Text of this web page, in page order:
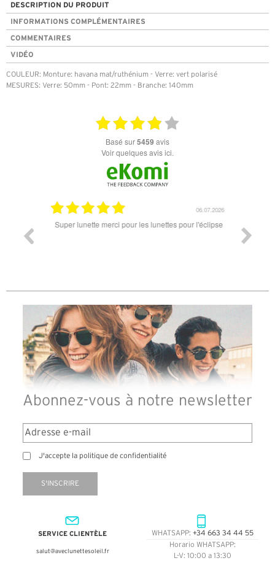
DESCRIPTION DU PRODUIT
INFORMATIONS COMPLÉMENTAIRES
COMMENTAIRES
VIDÉO
COULEUR: Monture: havana mat/ruthénium - Verre: vert polarisé
MESURES: Verre: 50mm - Pont: 22mm - Branche: 140mm
basé sur5459 avis
Voir quelques avis ici.
06.07.2026
Super lunette merci pour les lunettes pour l'éclipse
Abonnez-vous à notre newsletter
J'accepte la politique de confidentialité
S'INSCRIRE
SERVICE CLIENTÈLE
salut@aveclunettesoleil.fr
WHATSAPP: +34 663 34 44 55
Horario WHATSAPP:
L-V: 10:00 a 13:30